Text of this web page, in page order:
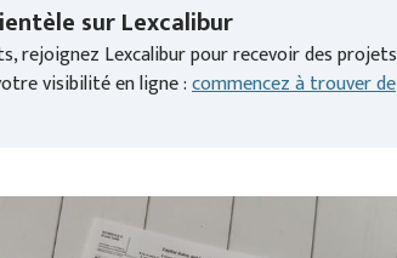
sur Lexcalibur
rejoignez Lexcalibur pour recevoir des projets
visibilité en ligne :commencez à trouver de